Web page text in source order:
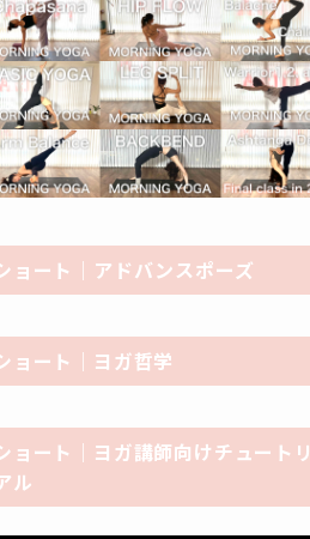
ョート｜アドバンスポーズ
ョート｜ヨガ哲学
ョート｜ヨガ講師向けチュートリ
ル